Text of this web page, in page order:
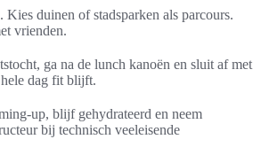
duinen of stadsparken als parcours.
vrienden.
ga na de lunch kanoën en sluit af met
dag fit blijft.
up, blijf gehydrateerd en neem
bij technisch veeleisende